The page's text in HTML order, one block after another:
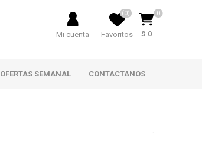
Mi cuenta Favoritos
(0) 0
$ 0
OFERTAS SEMANAL CONTACTANOS